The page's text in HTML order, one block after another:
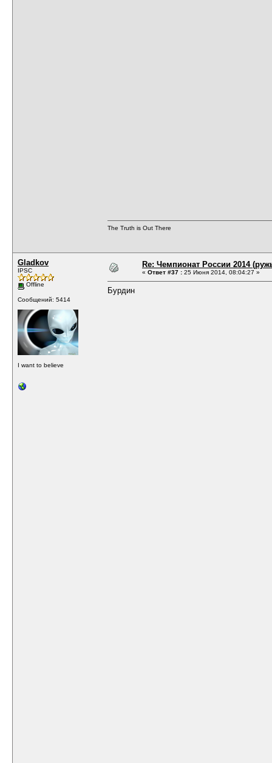
The Truth is Out There
Gladkov
IPSC
Offline
Сообщений: 5414
I want to believe
Re: Чемпионат России 2014
« Ответ #37 : 25 Июня 2014, 08:04:27 »
Бурдин